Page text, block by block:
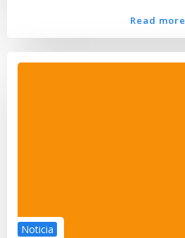
Read more
Noticia